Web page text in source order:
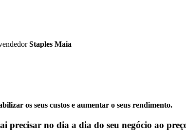
Staples Maia
os seus custos e aumentar o seus rendimento.
precisar no dia a dia do seu negócio ao